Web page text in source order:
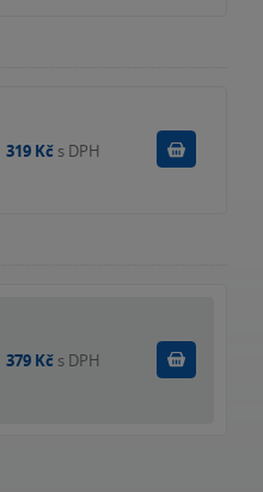
319 Kč s DPH Koupit
379 Kč s DPH Koupit